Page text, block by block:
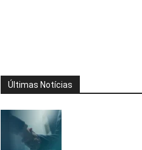
Últimas Notícias